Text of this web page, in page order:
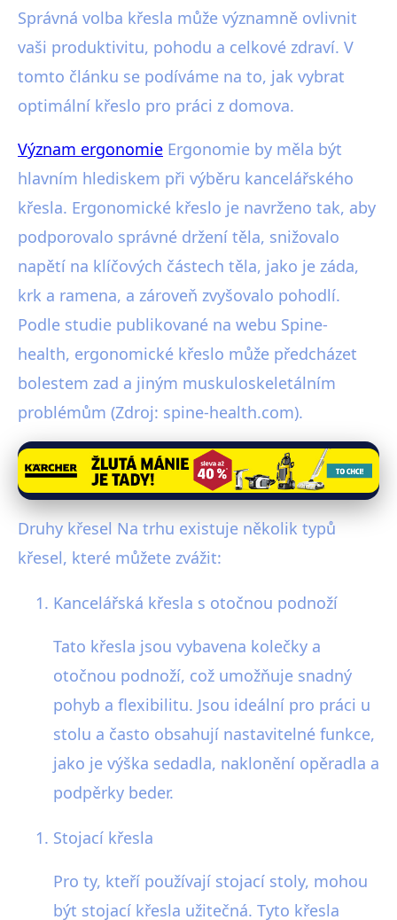
Správná volba křesla může významně ovlivnit
vaši produktivitu, pohodu a celkové zdraví. V
tomto článku se podíváme na to, jak vybrat
optimální křeslo pro práci z domova.
Význam ergonomie Ergonomie by měla být
hlavním hlediskem při výběru kancelářského
křesla. Ergonomické křeslo je navrženo tak, aby
podporovalo správné držení těla, snižovalo
napětí na klíčových částech těla, jako je záda,
krk a ramena, a zároveň zvyšovalo pohodlí.
Podle studie publikované na webu Spine-
health, ergonomické křeslo může předcházet
bolestem zad a jiným muskuloskeletálním
problémům (Zdroj: spine-health.com).
Druhy křesel Na trhu existuje několik typů
křesel, které můžete zvážit:
Kancelářská křesla s otočnou podnoží
Tato křesla jsou vybavena kolečky a
otočnou podnoží, což umožňuje snadný
pohyb a flexibilitu. Jsou ideální pro práci u
stolu a často obsahují nastavitelné funkce,
jako je výška sedadla, naklonění opěradla a
podpěrky beder.
Stojací křesla
Pro ty, kteří používají stojací stoly, mohou
být stojací křesla užitečná. Tyto křesla